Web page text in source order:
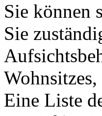
Sie können
Sie
Eine Liste